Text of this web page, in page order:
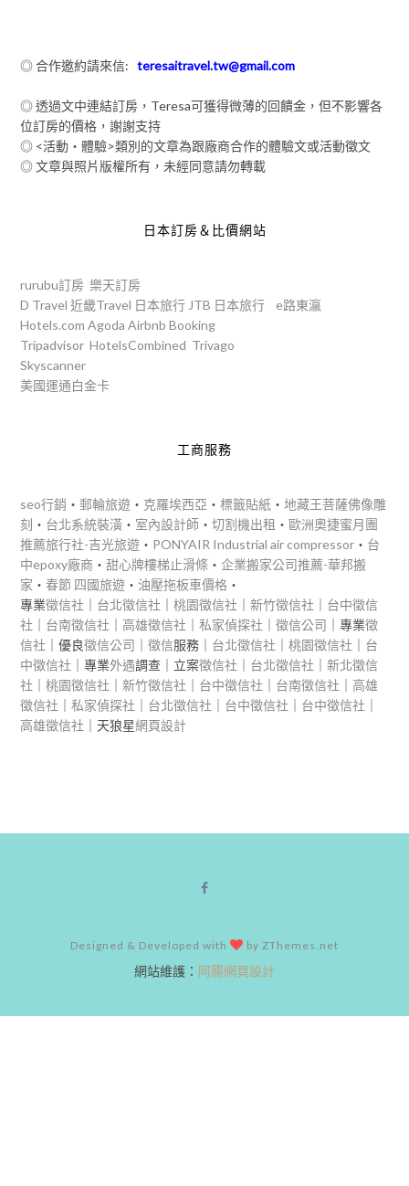
◎ 合作邀約請來信:teresaitravel.tw@gmail.com
◎ 透過文中連結訂房，Teresa可獲得微薄的回饋金，但不影響各
位訂房的價格，謝謝支持
◎ <活動‧體驗>類別的文章為跟廠商合作的體驗文或活動徵文
◎ 文章與照片版權所有，未經同意請勿轉載
日本訂房＆比價網站
rurubu訂房 樂天訂房
D Travel 近畿Travel 日本旅行 JTB 日本旅行
e路東瀛
Hotels.com Agoda Airbnb Booking
Tripadvisor HotelsCombined Trivago
Skyscanner
美國運通白金卡
工商服務
seo行銷 ‧郵輪旅遊 ‧ 克羅埃西亞 ‧標籤貼紙 ‧地藏王菩薩佛像雕
刻 ‧ 台北系統裝潢 ‧ 室內設計師 ‧切割機出租 ‧歐洲奧捷蜜月團
推薦旅行社-吉光旅遊 ‧ PONYAIR Industrial air compressor ‧ 台
中epoxy廠商 ‧甜心牌樓梯止滑條 ‧企業搬家公司推薦-華邦搬
家 ‧春節 四國旅遊 ‧ 油壓拖板車價格 ‧
專業徵信社 台北徵信社 ｜桃園徵信社 ｜新竹徵信社
台中徵信
社
台南徵信社 高雄徵信社 ｜私家偵探社 ｜徵信公司 ｜專業徵
信社 ｜優良徵信公司 ｜徵信服務｜ 台北徵信社 ｜桃園徵信社
台
中徵信社 ｜專業外遇調查｜立案徵信社 台北徵信社 ｜新北徵信
社 ｜桃園徵信社 ｜新竹徵信社 台中徵信社 台南徵信社
高雄
徵信社 ｜私家偵探社 台北徵信社 台中徵信社 台中徵信社
高雄徵信社 ｜天狼星網頁設計
Designed & Developed with by ZThemes.net
網站維護： 阿腸網頁設計